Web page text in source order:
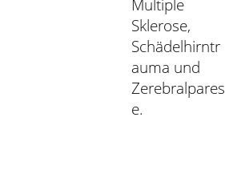
Multiple
Sklerose,
Schädelhirntr
auma und
Zerebralpares
e.